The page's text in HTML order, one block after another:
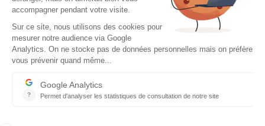
Copyright © 2026 - Tous droits réservés
Qui sommes-nous ?
Contact
Conditions générales d’utilisation